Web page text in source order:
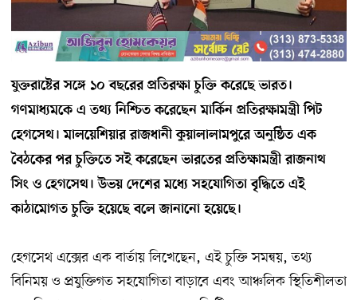
যুক্তরাষ্টের সঙ্গে ১০ বছরের প্রতিরক্ষা চুক্তি করেছে ভারত।
গণমাধ্যমকে এ তথ্য নিশ্চিত করেছেন মার্কিন প্রতিরক্ষামন্ত্রী পিট
হেগসেথ। মালয়েশিয়ার রাজধানী কুয়ালালামপুরে অনুষ্ঠিত এক
বৈঠকের পর চুক্তিতে সই করেছেন ভারতের প্রতিক্ষামন্ত্রী রাজনাথ
সিং ও হেগসেথ। উভয় দেশের মধ্যে সহযোগিতা বৃদ্ধিতে এই
কাঠামোগত চুক্তি হয়েছে বলে জানানো হয়েছে।
হেগসেথ এক্সের এক বার্তায় লিখেছেন, এই চুক্তি সমন্বয়, তথ্য
বিনিময় ও প্রযুক্তিগত সহযোগিতা বাড়াবে এবং আঞ্চলিক স্থিতিশীলতা